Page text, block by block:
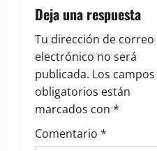
i
g
a
t
i
Deja una respuesta
Tu dirección de correo
electrónico no será
publicada. Los campos
obligatorios están
marcados con *
Comentario *